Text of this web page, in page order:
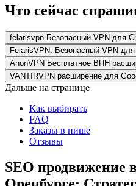
Что сейчас
felarisvpn Безопасный VPN для
FelarisVPN: Безопасный VPN
AnonVPN Бесплатное ВПН
VANTIRVPN расширение для
Дальше на странице
Как выбирать
FAQ
Заказы в нише
Отзывы
SEO продвижение